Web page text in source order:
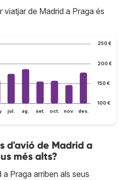
viatjar de Madrid a Praga és
100 €
150 €
200 €
250 €
jul. ag. set. oct. nov. des.
d'avió de Madrid a
més alts?
Praga arriben als seus